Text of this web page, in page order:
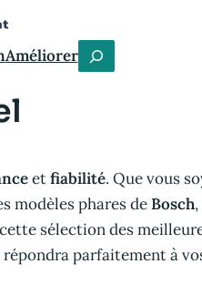
AméliorerC
h
h
e
r
etfiabilité. Que vous
modèles phares deBosch,
sélection des
parfaitement à